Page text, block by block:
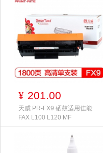
¥ 201.00
天威 PR-FX9 硒鼓适用佳能
FAX L100 L120 MF